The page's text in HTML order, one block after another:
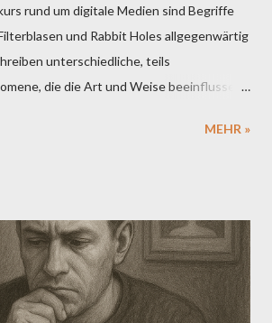
rund um digitale Medien sind Begriffe
und Rabbit Holes allgegenwärtig
unterschiedliche, teils
die die Art und Weise beeinflussen,
Sicht verspricht ihre
ist eine differenzierte Betrachtung ihrer
Echokammern verweisen auf
in denen homogene Meinungen
Perspektiven systematisch
MEHR »